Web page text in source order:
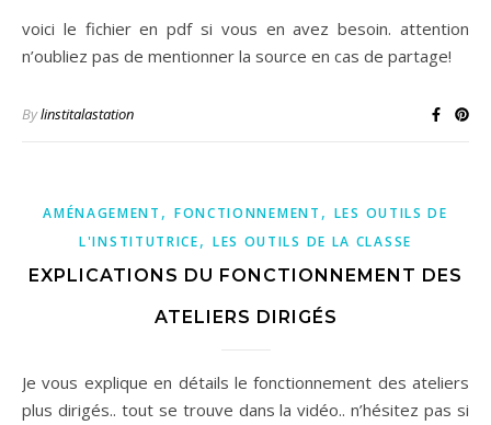
voici le fichier en pdf si vous en avez besoin. attention
n’oubliez pas de mentionner la source en cas de partage!
Bylinstitalastation
AMÉNAGEMENT , FONCTIONNEMENT , LES OUTILS DE
L'INSTITUTRICE, LES OUTILS DE LA CLASSE
EXPLICATIONS DU FONCTIONNEMENT DES
ATELIERS DIRIGÉS
Je vous explique en détails le fonctionnement des ateliers
plus dirigés.. tout se trouve dans la vidéo.. n’hésitez pas si